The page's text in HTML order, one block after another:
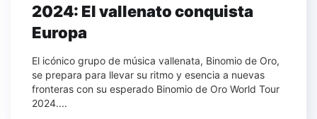
2024: El vallenato conquista
Europa
El icónico grupo de música vallenata, Binomio de Oro,
se prepara para llevar su ritmo y esencia a nuevas
fronteras con su esperado Binomio de Oro World Tour
2024....